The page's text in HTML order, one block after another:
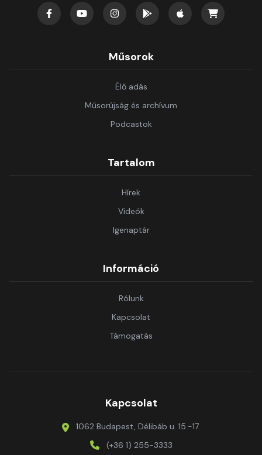
Műsorok
Élő adás
Műsorújság és archívum
Podcastok
Tartalom
Hírek
Videók
Igenaptár
Információ
Rólunk
Kapcsolat
Támogatás
Kapcsolat
1062 Budapest, Délibáb u. 15.-17.
(+36 1) 255-3333